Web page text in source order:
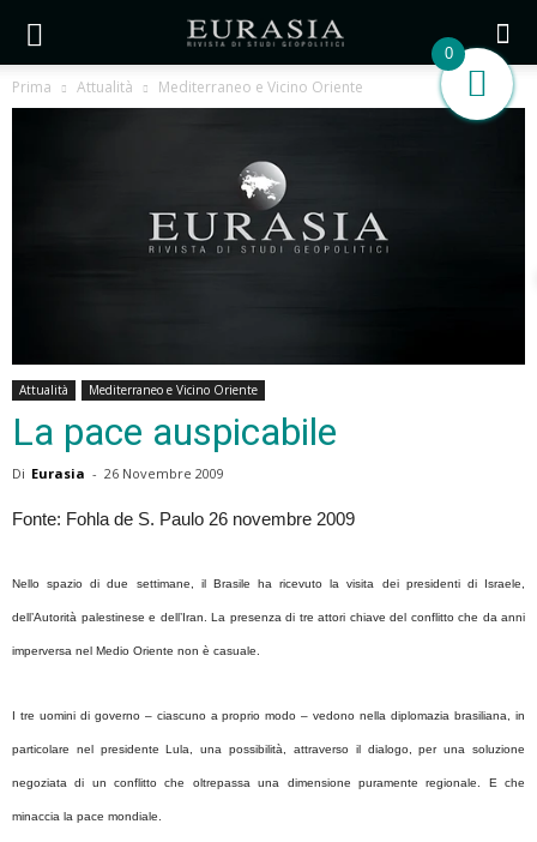
Prima Attualità Mediterraneo e Vicino Oriente
Attualità Mediterraneo e Vicino Oriente
La pace auspicabile
Di Eurasia - 26 Novembre 2009
Fonte: Fohla de S. Paulo 26 novembre 2009
Nello spazio di due settimane, il Brasile ha ricevuto la visita dei presidenti di Israele,
dell’Autorità palestinese e dell’Iran. La presenza di tre attori chiave del conflitto che da anni
imperversa nel Medio Oriente non è casuale.
I tre uomini di governo – ciascuno a proprio modo – vedono nella diplomazia brasiliana, in
particolare nel presidente Lula, una possibilità, attraverso il dialogo, per una soluzione
negoziata di un conflitto che oltrepassa una dimensione puramente regionale. E che
minaccia la pace mondiale.
0